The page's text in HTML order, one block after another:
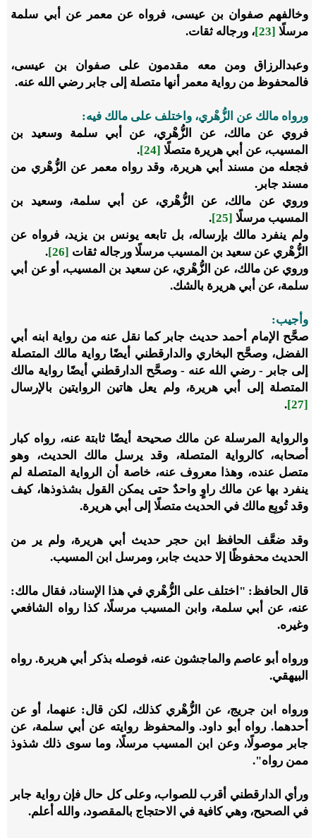
وخالفهم صفوان بن عيسى، فرواه عن معمر عن أبي سلمة
مرسلًا [23] ، ورجاله ثقات.
وعبدالرزاق ومن معه مقدمون على صفوان بن عيسى،
فالمحفوظ من رواية معمر أنها متصلة إلى جابر رضي الله عنه.
ورواه مالك عن الزُّهْري، واختلف على مالك فيه:
فروي عن مالك، عن الزُّهْري، عن أبي سلمة وسعيد بن
المسيب، عن أبي هريرة متصلًا [24]
.
فجعله من مسند أبي هريرة، وقد رواه معمر عن الزُّهْري من
مسند جابر.
وروي عن مالك، عن الزُّهْري، عن أبي سلمة، وسعيد بن
المسيب مرسلًا [25]
.
ولم ينفرد مالك بإرساله، بل تابعه يونس بن يزيد، فرواه عن
الزُّهْري عن سعيد بن المسيب مرسلًا ورجاله ثقات [26]
.
وروي عن مالك، عن الزُّهْري، عن سعيد بن المسيب، أو عن أبي
سلمة، عن أبي هريرة بالشك.
وأجيب:
صحَّح الإمام أحمد حديث جابر كما نقل عنه من رواية ابنه أبي
الفضل، وصحَّح البخاري والدارقطني أيضًا رواية مالك المتصلة
إلى جابر - رضي الله عنه - وصحَّح الدارقطني أيضًا رواية مالك
المتصلة إلى أبي هريرة، ولم يعل هاتين الروايتين بالإرسال
[27]
.
والرواية المرسلة عن مالك صحيحة أيضًا ثابتة عنه، رواه كبار
أصحابه، كالرواية المتصلة، وقد يرسل مالك الحديث، وهو
متصل عنده، وهذا معروف عنه، خاصة أن الرواية المتصلة لم
ينفرد بها عن مالك راوٍ واحدٌ حتى يمكن القول بشذوذها، كيف
وقد تُوبِع مالك في الحديث متصلًا إلى أبي هريرة.
وقد ضعَّف الحافظ ابن حجر حديث أبي هريرة، ولم ير من
الحديث محفوظًا إلا حديث جابر، ومرسل ابن المسيب.
قال الحافظ: "اختلف على الزُّهْري في هذا الإسناد، فقال مالك:
عنه، عن أبي سلمة، وابن المسيب مرسلًا، كذا رواه الشافعي
وغيره.
ورواه أبو عاصم والماجشون عنه، فوصله بذكر أبي هريرة. رواه
البيهقي.
ورواه ابن جريج، عن الزُّهْري كذلك، لكن قال: عنهما، أو عن
أحدهما. رواه أبو داود. والمحفوظ روايته عن أبي سلمة، عن
جابر موصولًا، وعن ابن المسيب مرسلًا، وما سوى ذلك شذوذ
ممن رواه".
ورأي الدارقطني أقرب للصواب، وعلى كل حال فإن رواية جابر
في الصحيح، وهي كافية في الاحتجاج بالمقصود، والله أعلم.